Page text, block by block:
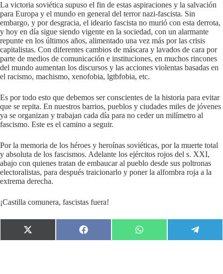
La victoria soviética supuso el fin de estas aspiraciones y la salvación
para Europa y el mundo en general del terror nazi-fascista. Sin
embargo, y por desgracia, el ideario fascista no murió con esta derrota,
y hoy en día sigue siendo vigente en la sociedad, con un alarmante
repunte en los últimos años, alimentado una vez más por las crisis
capitalistas. Con diferentes cambios de máscara y lavados de cara por
parte de medios de comunicación e instituciones, en muchos rincones
del mundo aumentan los discursos y las acciones violentas basadas en
el racismo, machismo, xenofobia, lgtbfobia, etc.
Es por todo esto que debemos ser conscientes de la historia para evitar
que se repita. En nuestros barrios, pueblos y ciudades miles de jóvenes
ya se organizan y trabajan cada día para no ceder un milímetro al
fascismo. Este es el camino a seguir.
Por la memoria de los héroes y heroínas soviéticas, por la muerte total
y absoluta de los fascismos. Adelante los ejércitos rojos del s. XXI,
abajo con quienes tratan de embaucar al pueblo desde sus poltronas
electoralistas, para después traicionarlo y poner la alfombra roja a la
extrema derecha.
¡Castilla comunera, fascistas fuera!
Compartir
en
Compartir
en
Compartir
en en